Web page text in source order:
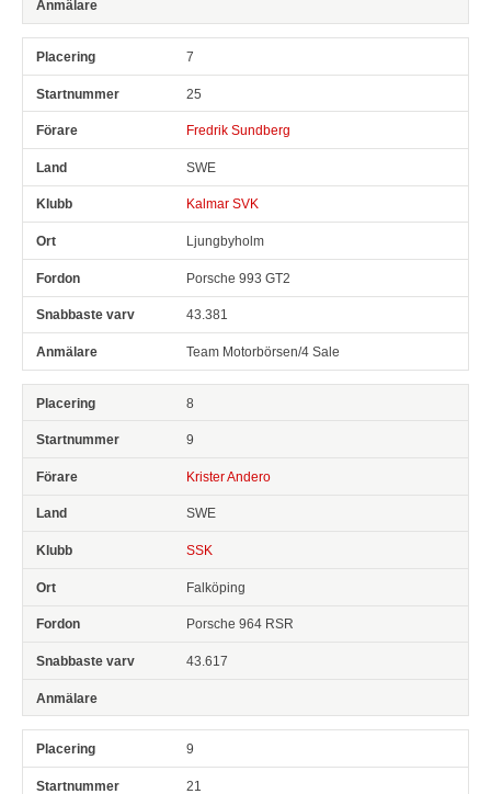
7
25
Fredrik Sundberg
SWE
Kalmar SVK
Ljungbyholm
Porsche 993 GT2
43.381
Team Motorbörsen/4 Sale
8
9
Krister Andero
SWE
SSK
Falköping
Porsche 964 RSR
43.617
9
21